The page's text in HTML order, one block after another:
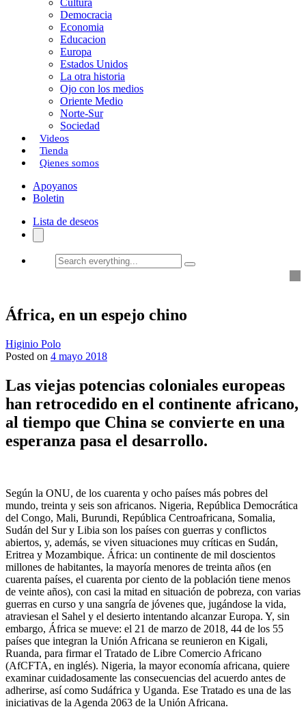
Cultura
Democracia
Economia
Educacion
Europa
Estados Unidos
La otra historia
Ojo con los medios
Oriente Medio
Norte-Sur
Sociedad
Videos
Tienda
Qienes somos
Apoyanos
Boletin
Lista de deseos
Search
everything...
África, en un espejo chino
Higinio Polo
Posted on 4 mayo 2018
Las viejas potencias coloniales europeas
han retrocedido en el continente africano,
al tiempo que China se convierte en una
esperanza pasa el desarrollo.
Según la ONU, de los cuarenta y ocho países más pobres del
mundo, treinta y seis son africanos. Nigeria, República Democrática
del Congo, Mali, Burundi, República Centroafricana, Somalia,
Sudán del Sur y Libia son los países con guerras y conflictos
abiertos, y, además, se viven situaciones muy críticas en Sudán,
Eritrea y Mozambique. África: un continente de mil doscientos
millones de habitantes, la mayoría menores de treinta años (en
cuarenta países, el cuarenta por ciento de la población tiene menos
de veinte años), con casi la mitad en situación de pobreza, con varias
guerras en curso y una sangría de jóvenes que, jugándose la vida,
atraviesan el Sahel y el desierto intentando alcanzar Europa. Y, sin
embargo, África se mueve: el 21 de marzo de 2018, 44 de los 55
países que integran la Unión Africana se reunieron en Kigali,
Ruanda, para firmar el Tratado de Libre Comercio Africano
(AfCFTA, en inglés). Nigeria, la mayor economía africana, quiere
examinar cuidadosamente las consecuencias del acuerdo antes de
adherirse, así como Sudáfrica y Uganda. Ese Tratado es una de las
iniciativas de la Agenda 2063 de la Unión Africana.